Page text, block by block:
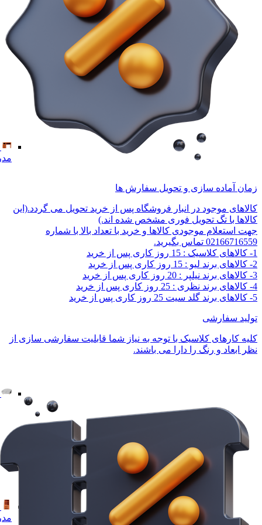
زمان آماده سازی و تحویل سفارش ها
کالاهای موجود در انبار فروشگاه پس از خرید تحویل می گردد.(این
کالاها با تگ تحویل فوری مشخص شده اند.)
جهت استعلام موجودی کالاها و خرید با تعداد بالا با شماره
02166716559 تماس بگیرید.
1- کالاهای کلاسیک : 15 روز کاری پس از خرید
2- کالاهای برند لیو : 15 روز کاری پس از خرید
3- کالاهای برند نیلپر : 20 روز کاری پس از خرید
4- کالاهای برند نظری : 25 روز کاری پس از خرید
5- کالاهای برند گلد سیت 25 روز کاری پس از خرید
تولید سفارشی
کلیه کارهای کلاسیک با توجه به نیاز شما قابلیت سفارشی سازی از
نظر ابعاد و رنگ را دارا می باشند.